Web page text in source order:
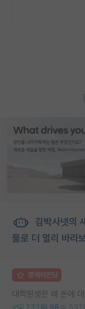
김박사넷의
물로 더 멀리 바라
명예의전당
대학원생은 왜 돈에
233 98